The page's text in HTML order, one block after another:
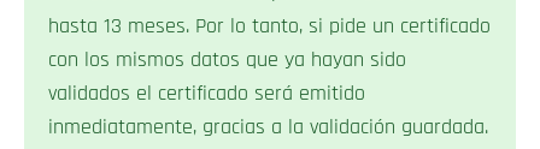
hasta 13 meses. Por lo tanto, si pide un certificado
con los mismos datos que ya hayan sido
validados el certificado será emitido
inmediatamente, gracias a la validación guardada.